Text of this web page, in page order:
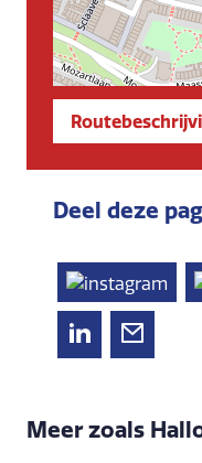
Deel deze
Meer zoals